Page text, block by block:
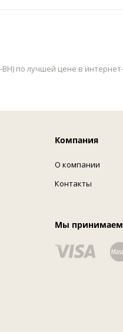
BH) по лучшей цене в
Компания
О компании
Контакты
Мы принимаем